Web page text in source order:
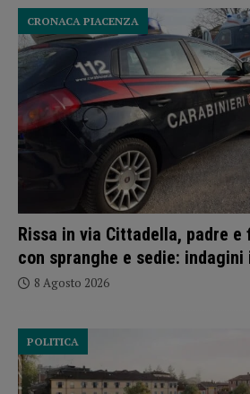
Rissa in via Cittadella, padre
con spranghe e sedie: indagini
CRONACA PIACENZA
8 Agosto 2026
POLITICA